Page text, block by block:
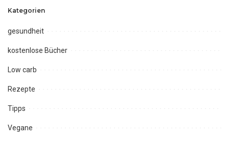
Kategorien
gesundheit
kostenlose Bücher
Low carb
Rezepte
Tipps
Vegane